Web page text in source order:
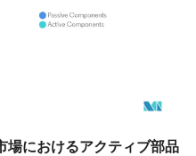
BY 4.0の表示が必要です。
場におけるアクティブ部品